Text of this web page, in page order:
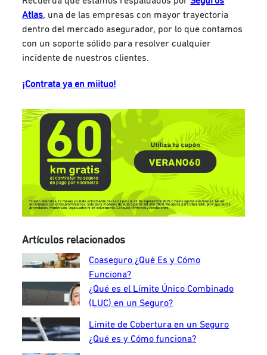
Atlas, una de las empresas con mayor trayectoria
dentro del mercado asegurador, por lo que contamos
con un soporte sólido para resolver cualquier
incidente de nuestros clientes.
¡Contrata ya en miituo!
Artículos relacionados
Coaseguro ¿Qué Es y Cómo
Funciona?
¿Qué es el Límite Único Combinado
(LUC) en un Seguro?
Límite de Cobertura en un Seguro
¿Qué es y Cómo funciona?